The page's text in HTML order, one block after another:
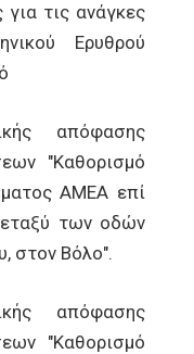
τις ανάγκες
Ερυθρού
απόφασης
"Καθορισμό
ΑΜΕΑ επί
των οδών
στον Βόλο".
απόφασης
"Καθορισμό